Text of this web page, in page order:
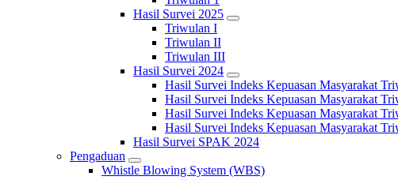
Hasil Survei 2025
Triwulan I
Triwulan II
Triwulan III
Hasil Survei 2024
Hasil Survei Indeks Kepuasan Masyarakat
Hasil Survei Indeks Kepuasan Masyarakat
Hasil Survei Indeks Kepuasan Masyarakat
Hasil Survei Indeks Kepuasan Masyarakat
Hasil Survei SPAK 2024
Pengaduan
Whistle Blowing System (WBS)